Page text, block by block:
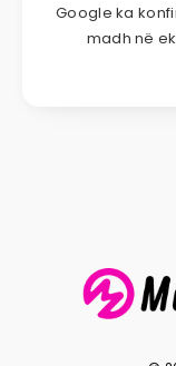
Google ka
madh në